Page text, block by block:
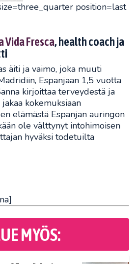
position=last
Vida Fresca, health coach ja
äiti ja vaimo, joka muuti
Espanjaan 1,5 vuotta
kirjoittaa terveydestä ja
kokemuksiaan
elämästä Espanjan auringon
ole välttynyt intohimoisen
hyväksi todetuilta
MYÖS: